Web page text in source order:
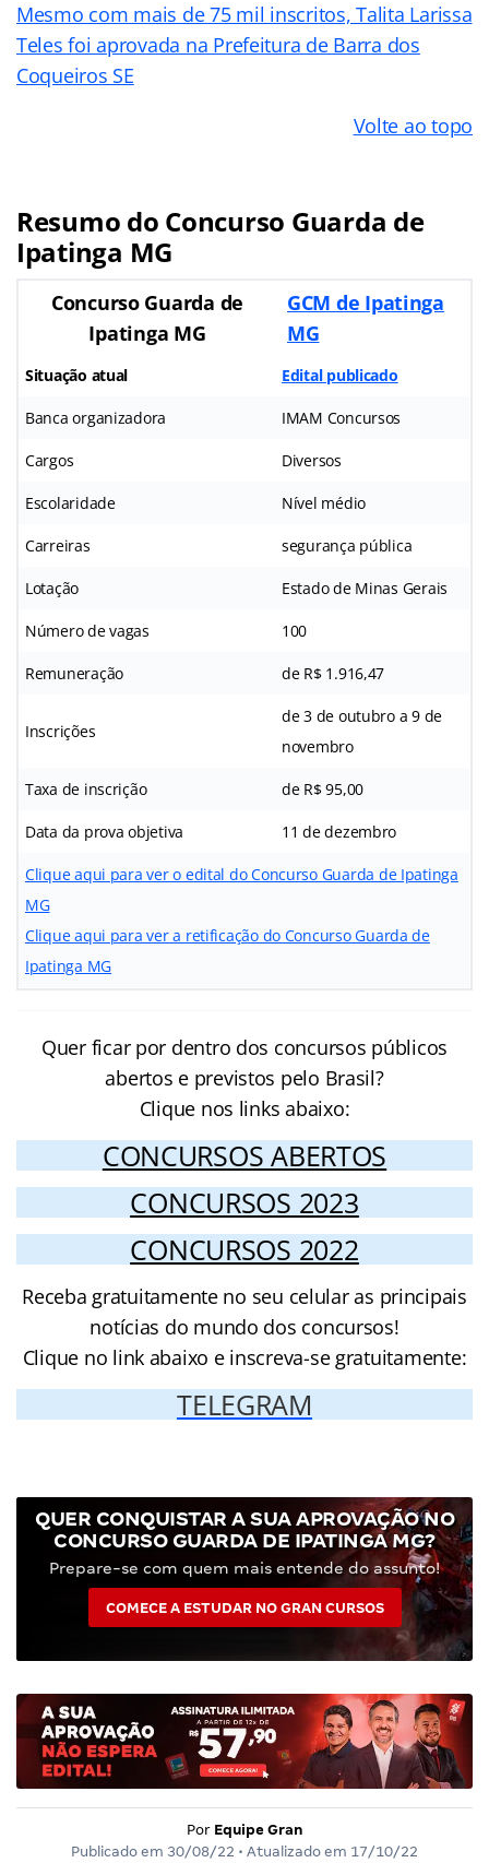
Mesmo com mais de 75 mil inscritos, Talita Larissa
Teles foi aprovada na Prefeitura de Barra dos
Coqueiros SE
Volte ao topo
Resumo do Concurso Guarda de
Ipatinga MG
Concurso Guarda de
Ipatinga MG
GCM de Ipatinga
MG
Situação atual Edital publicado
Banca organizadora IMAM Concursos
Cargos Diversos
Escolaridade Nível médio
Carreiras segurança pública
Lotação Estado de Minas Gerais
Número de vagas 100
Remuneração de R$ 1.916,47
Inscrições
de 3 de outubro a 9 de
novembro
Taxa de inscrição de R$ 95,00
Data da prova objetiva 11 de dezembro
Clique aqui para ver o edital do Concurso Guarda de Ipatinga
MG
Clique aqui para ver a retificação do Concurso Guarda de
Ipatinga MG
Quer ficar por dentro dos concursos públicos
abertos e previstos pelo Brasil?
Clique nos links abaixo:
CONCURSOS ABERTOS
CONCURSOS 2023
CONCURSOS 2022
Receba gratuitamente no seu celular as principais
notícias do mundo dos concursos!
Clique no link abaixo e inscreva-se gratuitamente:
TELEGRAM
QUER CONQUISTAR A SUA APROVAÇÃO NO
CONCURSO GUARDA DE IPATINGA MG?
Prepare-se com quem mais entende do assunto!
COMECE A ESTUDAR NO GRAN CURSOS
Por Equipe Gran
Publicado em 30/08/22 • Atualizado em 17/10/22